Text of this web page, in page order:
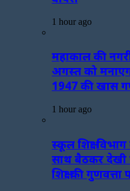
1 hour ago
महाकाल की
अगस्त को
1947 की खास
1 hour ago
स्कूल शिक्षा
साथ बैठकर देखी
शिक्षा की